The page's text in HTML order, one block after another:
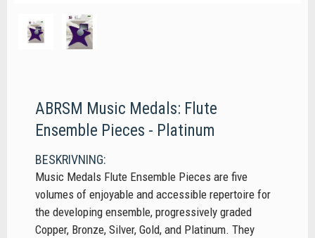
ABRSM Music Medals: Flute
Ensemble Pieces - Platinum
BESKRIVNING:
Music Medals Flute Ensemble Pieces are five
volumes of enjoyable and accessible repertoire for
the developing ensemble, progressively graded
Copper, Bronze, Silver, Gold, and Platinum. They